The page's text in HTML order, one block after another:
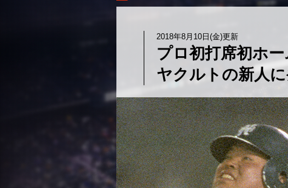
2018年8月10日(金)更新
プロ初打席初ホ
ヤクルトの新人